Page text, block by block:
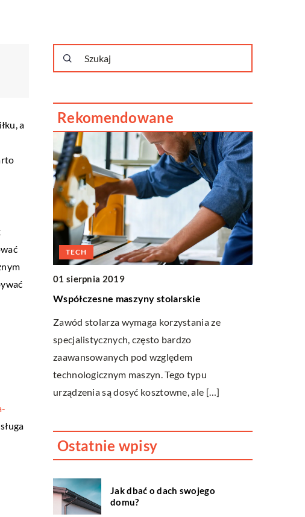
a
Rekomendowane
stolarskie
korzystania ze
często bardzo
pod względem
Tego typu
kosztowne, ale […]
ŻYCIE I STYL
Jak stworzyć plac zabaw, który
Plac zabaw to wyjątkowe miejsce dla
Przede wszystkim pozwala im aktywnie
spędzać czas na świeżym powietrzu.
zdobywać nowe […]
Ostatnie wpisy
Jak dbać o dach swojego
domu?